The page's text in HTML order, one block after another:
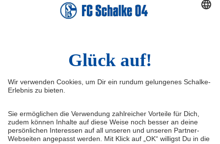
Service-Hotline
Widerruf Vertrag widerrufen
AGB
Cookie-Einstellungen
Datenschutzerklärung Impressum